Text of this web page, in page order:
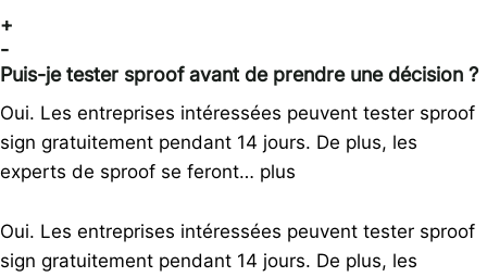
+
-
Puis-je tester sproof avant de prendre une décision ?
Oui. Les entreprises intéressées peuvent tester sproof
sign gratuitement pendant 14 jours. De plus, les
experts de sproof se feront… plus
Oui. Les entreprises intéressées peuvent tester sproof
sign gratuitement pendant 14 jours. De plus, les